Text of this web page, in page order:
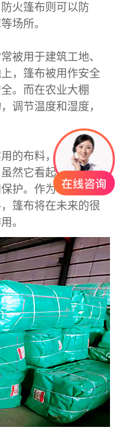
火篷布则可以防
场所。
被用于建筑工地、
，篷布被用作安全
。而在农业大棚
调节温度和湿度，
的布料，广泛应用
然它看起来简单，
护。作为一种耐
篷布将在未来的很
。